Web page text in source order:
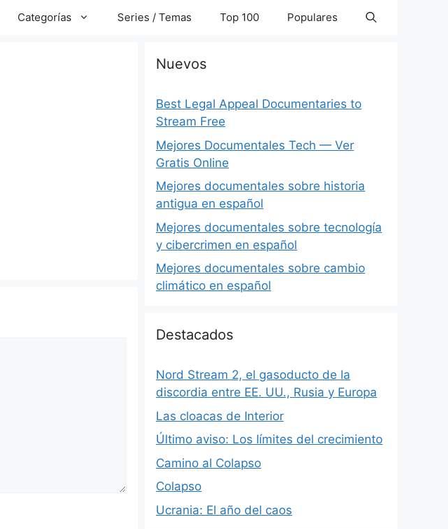
Categorías Series / Temas Top 100 Populares
Nuevos
Best Legal Appeal Documentaries to
Stream Free
Mejores Documentales Tech — Ver
Gratis Online
Mejores documentales sobre historia
antigua en español
Mejores documentales sobre tecnología
y cibercrimen en español
Mejores documentales sobre cambio
climático en español
Destacados
Nord Stream 2, el gasoducto de la
discordia entre EE. UU., Rusia y Europa
Las cloacas de Interior
Último aviso: Los límites del crecimiento
Camino al Colapso
Colapso
Ucrania: El año del caos